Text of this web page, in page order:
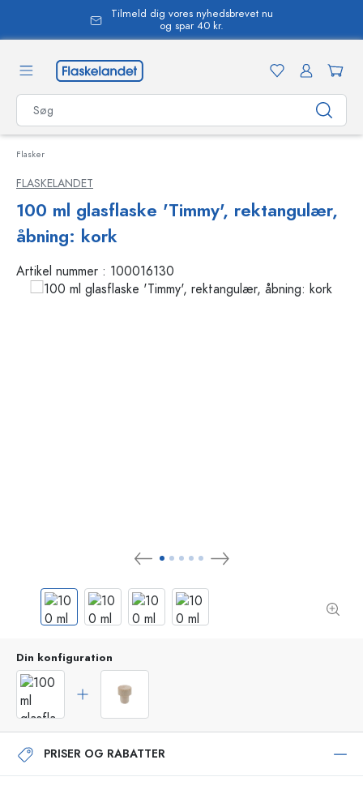
Tilmeld dig vores nyhedsbrevet nu
og spar 40 kr.
Flasker
FLASKELANDET
100 ml glasflaske 'Timmy', rektangulær,
åbning: kork
Artikel nummer : 100016130
Din konfiguration
PRISER OG RABATTER